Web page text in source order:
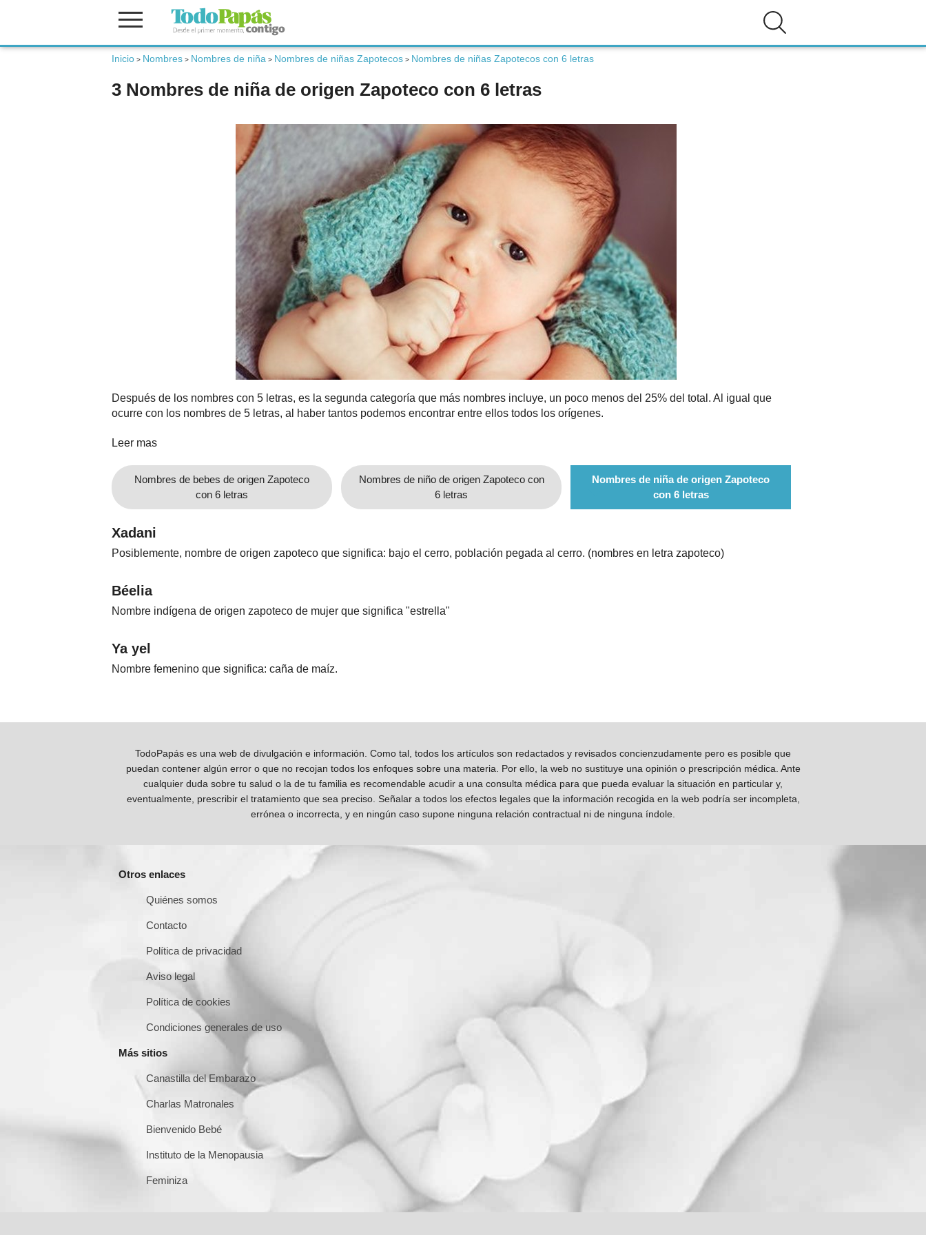
Inicio > Nombres > Nombres de niña > Nombres de niñas Zapotecos > Nombres de niñas Zapotecos con 6 letras
3 Nombres de niña de origen Zapoteco con 6 letras
Después de los nombres con 5 letras, es la segunda categoría que más nombres incluye, un poco menos del 25% del total. Al igual que
ocurre con los nombres de 5 letras, al haber tantos podemos encontrar entre ellos todos los orígenes.
Leer mas
Nombres de bebes de origen Zapoteco
con 6 letras
Nombres de niño de origen Zapoteco con
6 letras
Nombres de niña de origen Zapoteco
con 6 letras
Xadani
Posiblemente, nombre de origen zapoteco que significa: bajo el cerro, población pegada al cerro. (nombres en letra zapoteco)
Béelia
Nombre indígena de origen zapoteco de mujer que significa "estrella"
Ya yel
Nombre femenino que significa: caña de maíz.
TodoPapás es una web de divulgación e información. Como tal, todos los artículos son redactados y revisados concienzudamente pero es posible que
puedan contener algún error o que no recojan todos los enfoques sobre una materia. Por ello, la web no sustituye una opinión o prescripción médica. Ante
cualquier duda sobre tu salud o la de tu familia es recomendable acudir a una consulta médica para que pueda evaluar la situación en particular y,
eventualmente, prescribir el tratamiento que sea preciso. Señalar a todos los efectos legales que la información recogida en la web podría ser incompleta,
errónea o incorrecta, y en ningún caso supone ninguna relación contractual ni de ninguna índole.
Otros enlaces
Quiénes somos
Contacto
Política de privacidad
Aviso legal
Política de cookies
Condiciones generales de uso
Más sitios
Canastilla del Embarazo
Charlas Matronales
Bienvenido Bebé
Instituto de la Menopausia
Feminiza